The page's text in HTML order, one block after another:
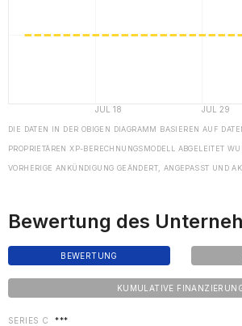
DIE DATEN IN DER OBIGEN DIAGRAMM BASIEREN AUF
PROPRIETÄREN XP-BERECHNUNGSMODELL ABGELEITET
VORHERIGE ANKÜNDIGUNG GEÄNDERT, ANGEPASST UND
Bewertung des
BEWERTUNG
KUMULATIVE
SERIES C ***